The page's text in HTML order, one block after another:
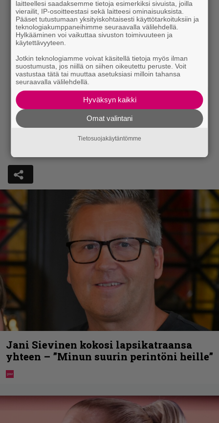
Jani Sievinen kokosi lapsikatraansa
yhteen – ”Minun suurin perintöni heille”
laitteellesi saadaksemme tietoja esimerkiksi sivuista, joilla
vierailit, IP-osoitteestasi sekä laitteesi ominaisuuksista.
Pääset tutustumaan yksityiskohtaisesti käyttötarkoituksiin ja
teknologiakumppaneihimme seuraavalla välilehdellä.
Hylkääminen voi vaikuttaa sivuston toimivuuteen ja
käytettävyyteen.
Jotkin teknologiamme voivat käsitellä tietoja myös ilman
suostumusta, jos niillä on siihen oikeutettu peruste. Voit
vastustaa tätä tai muuttaa asetuksiasi milloin tahansa
seuraavalla välilehdellä.
Hyväksyn kaikki
Omat valintani
Tietosuojakäytäntömme